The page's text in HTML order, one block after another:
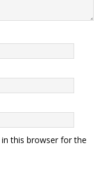
this browser for the